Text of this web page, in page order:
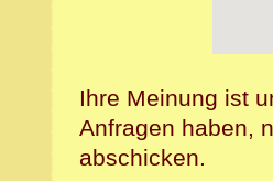
Ihre Meinung ist
Anfragen haben,
abschicken.